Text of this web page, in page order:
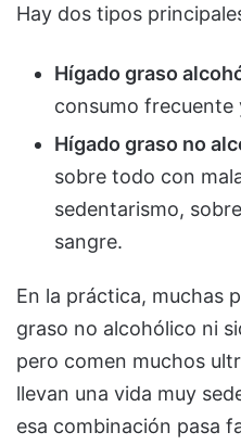
Hay dos tipos
Hígado graso
consumo frecuente
Hígado graso no
sobre todo con
sedentarismo,
sangre.
En la práctica, muchas
graso no alcohólico ni
pero comen muchos
llevan una vida muy
esa combinación pasa